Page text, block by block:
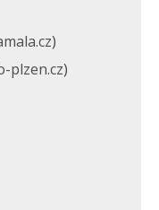
)
plzen.cz)